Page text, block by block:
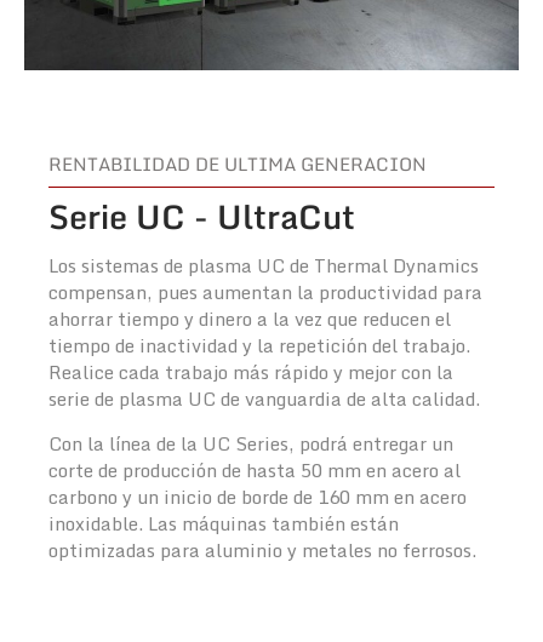
RENTABILIDAD DE ULTIMA GENERACION
Serie UC - UltraCut
Los sistemas de plasma UC de Thermal Dynamics
compensan, pues aumentan la productividad para
ahorrar tiempo y dinero a la vez que reducen el
tiempo de inactividad y la repetición del trabajo.
Realice cada trabajo más rápido y mejor con la
serie de plasma UC de vanguardia de alta calidad.
Con la línea de la UC Series, podrá entregar un
corte de producción de hasta 50 mm en acero al
carbono y un inicio de borde de 160 mm en acero
inoxidable. Las máquinas también están
optimizadas para aluminio y metales no ferrosos.